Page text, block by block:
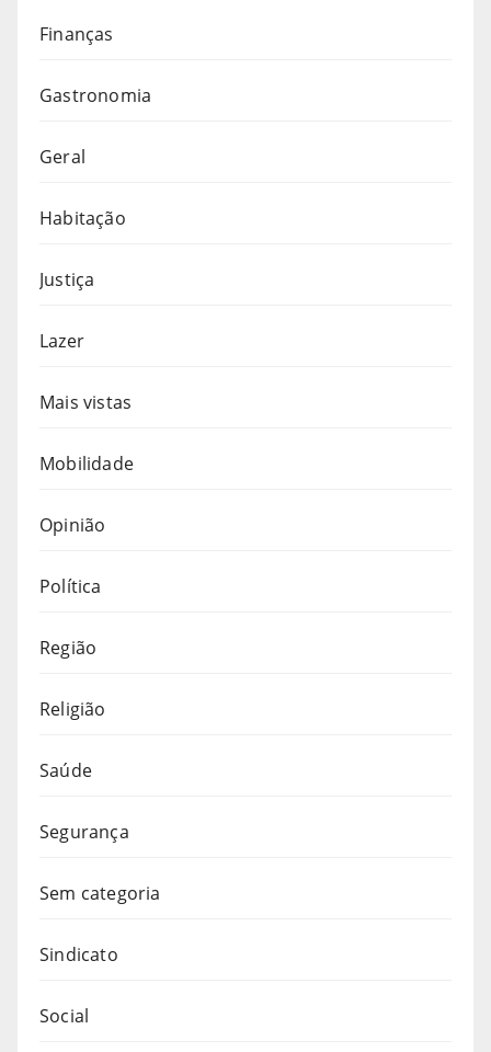
Finanças
Gastronomia
Geral
Habitação
Justiça
Lazer
Mais vistas
Mobilidade
Opinião
Política
Região
Religião
Saúde
Segurança
Sem categoria
Sindicato
Social